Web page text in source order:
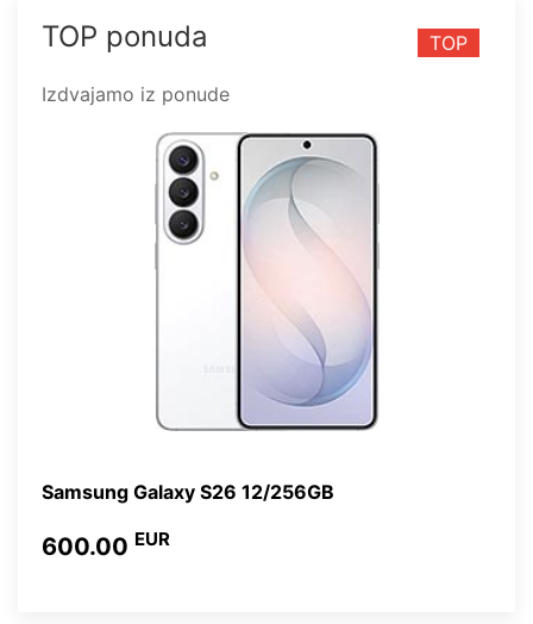
TOP
TOP ponuda
Izdvajamo iz ponude
Samsung Galaxy S26 12/256GB
600.00 EUR